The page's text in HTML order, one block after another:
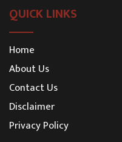
QUICK LINKS
Home
About Us
Contact Us
Disclaimer
Privacy Policy